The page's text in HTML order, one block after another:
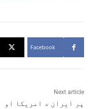
Facebook
Next article
پر ایران د امریکا او